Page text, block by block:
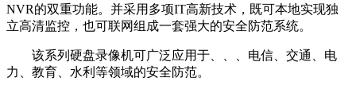
NVR的双重功能。并采用多项IT高新技术，既可本地实现独
立高清监控，也可联网组成一套强大的安全防范系统。
该系列硬盘录像机可广泛应用于、、、电信、交通、电
力、教育、水利等领域的安全防范。